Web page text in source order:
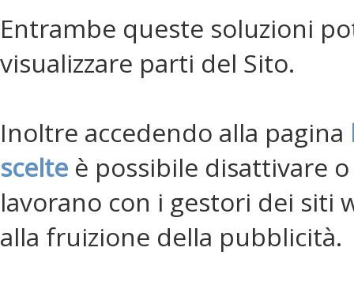
Entrambe queste soluzioni
visualizzare parti del Sito.
Inoltre accedendo alla pagina
scelte è possibile disattivare
lavorano con i gestori dei siti
alla fruizione della pubblicità.